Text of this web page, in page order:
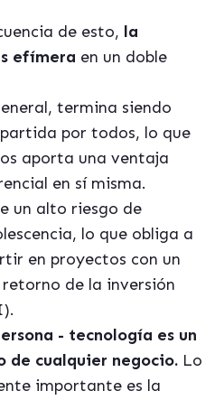
de esto, la
efímera en un doble
termina siendo
por todos, lo que
aporta una ventaja
en sí misma.
un alto riesgo de
lo que obliga a
en proyectos con un
de la inversión
- tecnología es un
cualquier negocio. Lo
importante es la